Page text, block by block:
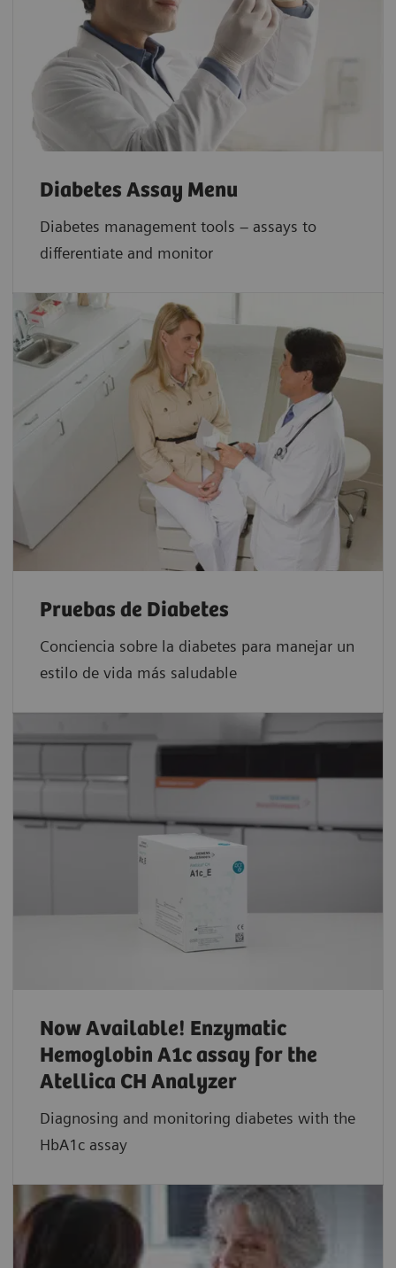
Diabetes Assay Menu
Diabetes management tools – assays to
differentiate and monitor
Pruebas de Diabetes
Conciencia sobre la diabetes para manejar un
estilo de vida más saludable
Now Available! Enzymatic
Hemoglobin A1c assay for the
Atellica CH Analyzer
Diagnosing and monitoring diabetes with the
HbA1c assay